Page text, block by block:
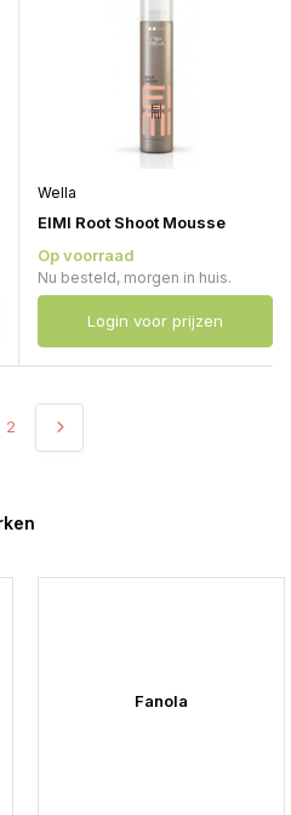
Wella
EIMI Root Shoot Mousse
Op voorraad
Nu besteld, morgen in huis.
Login voor prijzen
2
Fanola